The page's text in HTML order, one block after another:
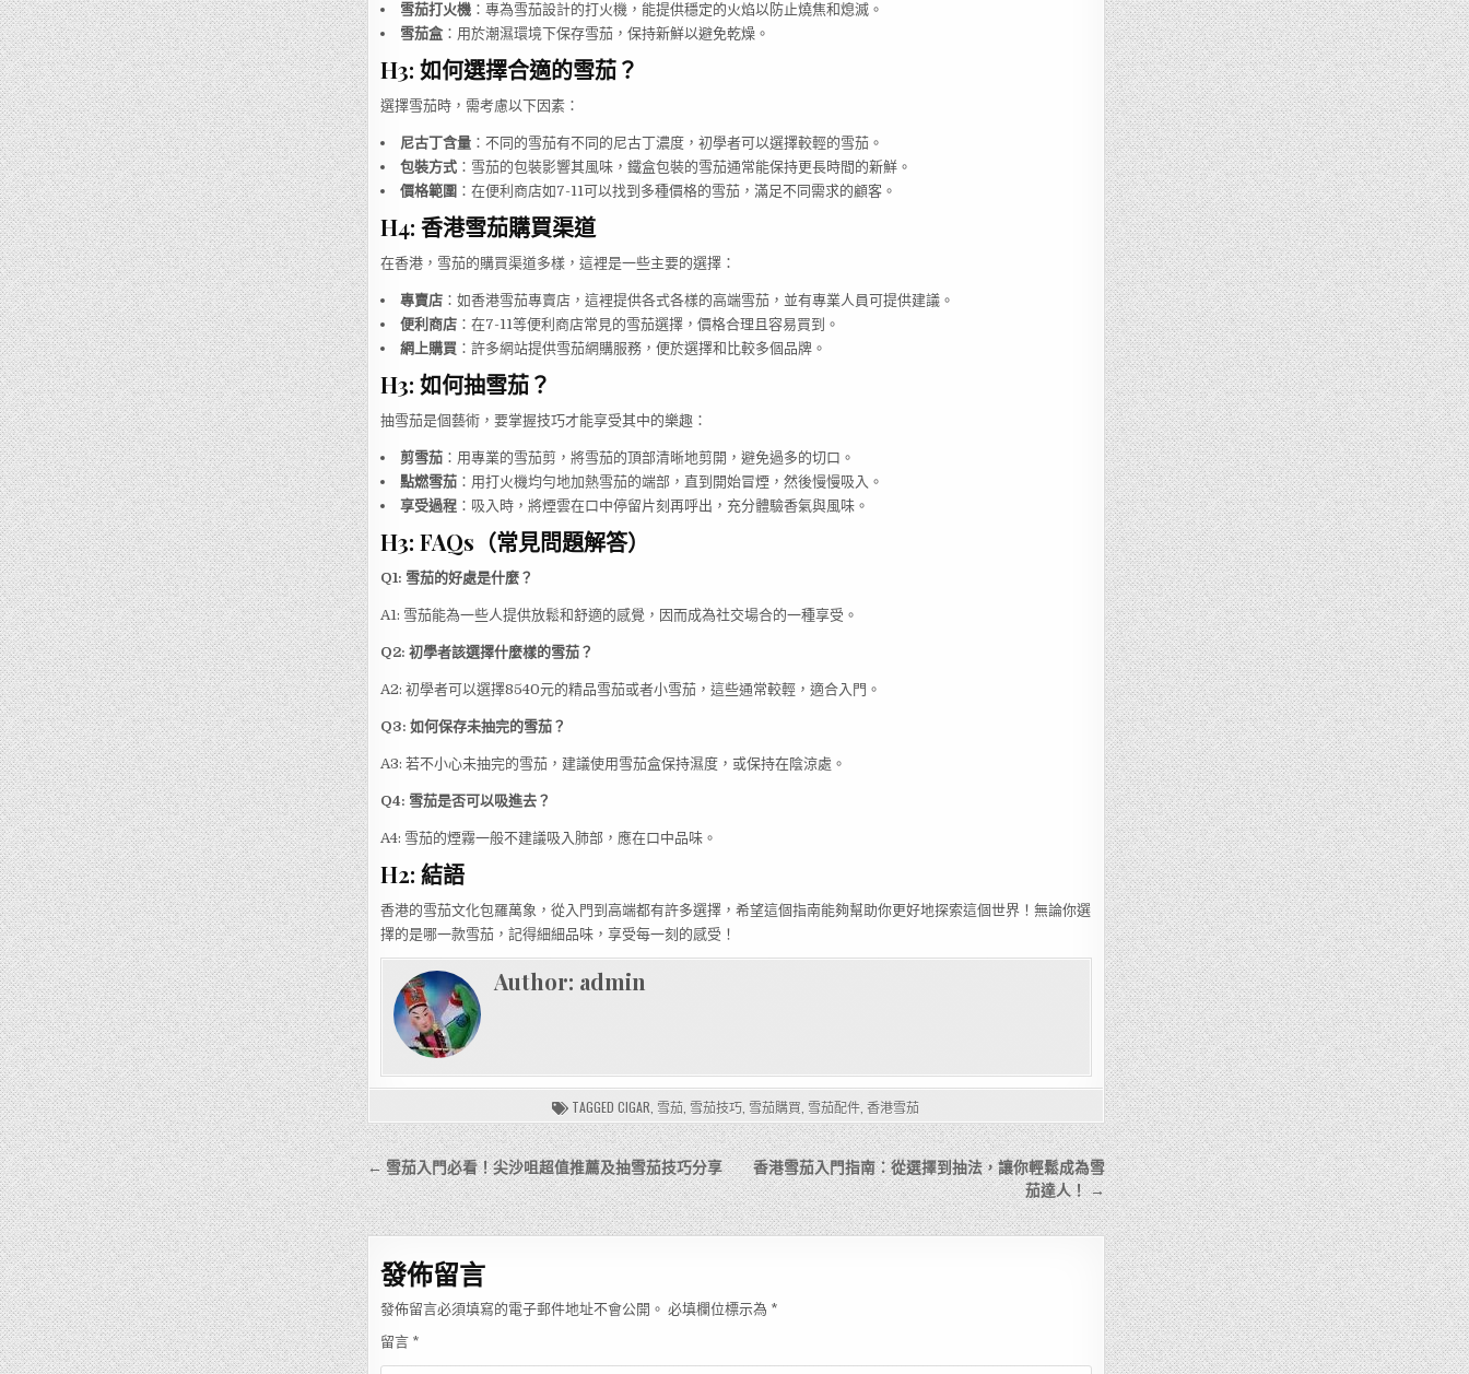
雪茄打火機：專為雪茄設計的打火機，能提供穩定的火焰以防止燒焦和熄滅。
雪茄盒：用於潮濕環境下保存雪茄，保持新鮮以避免乾燥。
H3: 如何選擇合適的雪茄？
選擇雪茄時，需考慮以下因素：
尼古丁含量：不同的雪茄有不同的尼古丁濃度，初學者可以選擇較輕的雪茄。
包裝方式：雪茄的包裝影響其風味，鐵盒包裝的雪茄通常能保持更長時間的新鮮。
價格範圍 ：在便利商店如7-11可以找到多種價格的雪茄，滿足不同需求的顧客。
H4: 香港雪茄購買渠道
在香港，雪茄的購買渠道多樣，這裡是一些主要的選擇：
專賣店：如香港雪茄專賣店，這裡提供各式各樣的高端雪茄，並有專業人員可提供建議。
便利商店：在7-11等便利商店常見的雪茄選擇，價格合理且容易買到。
網上購買 ：許多網站提供雪茄網購服務，便於選擇和比較多個品牌。
H3: 如何抽雪茄？
抽雪茄是個藝術，要掌握技巧才能享受其中的樂趣：
剪雪茄：用專業的雪茄剪，將雪茄的頂部清晰地剪開，避免過多的切口。
點燃雪茄：用打火機均勻地加熱雪茄的端部，直到開始冒煙，然後慢慢吸入。
享受過程：吸入時，將煙雲在口中停留片刻再呼出，充分體驗香氣與風味。
H3: FAQs（常見問題解答）
Q1: 雪茄的好處是什麼？
A1: 雪茄能為一些人提供放鬆和舒適的感覺，因而成為社交場合的一種享受。
Q2: 初學者該選擇什麼樣的雪茄？
A2: 初學者可以選擇8540元的精品雪茄或者小雪茄，這些通常較輕，適合入門。
Q3: 如何保存未抽完的雪茄？
A3: 若不小心未抽完的雪茄，建議使用雪茄盒保持濕度，或保持在陰涼處。
Q4: 雪茄是否可以吸進去？
A4: 雪茄的煙霧一般不建議吸入肺部，應在口中品味。
H2: 結語
香港的雪茄文化包羅萬象，從入門到高端都有許多選擇，希望這個指南能夠幫助你更好地探索這個世界！無論你選
擇的是哪一款雪茄，記得細細品味，享受每一刻的感受！
Author: admin
TAGGEDCIGAR 雪茄 雪茄技巧 雪茄購買 雪茄配件 ,香港雪茄
文
章
導
覽
香港雪茄入門指南：從選擇到抽法，讓你輕鬆成為雪
茄達人！ →
← 雪茄入門必看！尖沙咀超值推薦及抽雪茄技巧分享
發佈留言
發佈留言必須填寫的電子郵件地址不會公開。 必填欄位標示為 *
留言 *